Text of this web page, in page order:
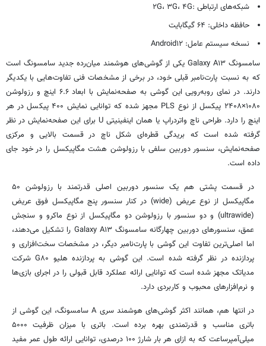
شبکه‌های ارتباطی :۲G، ۳G، ۴G
حافظه داخلی: ۶۴ گیگابایت
نسخه سیستم عامل: Android۱۲
سامسونگ Galaxy A۱۳ یکی از گوشی‌های هوشمند میان‌رده جدید سامسونگ است
که به نسبت پارت‌نامبر قبلی خود، در برخی از مشخصات فنی تفاوت‌هایی با یکدیگر
دارند. در نمای
روبه‌رویی این گوشی به صفحه‌نمایش با ابعاد ۶.۶ اینچ و رزولوشن
۱۰۸۰×۲۴۰۸ پیکسل از نوع PLS مجهز شده که توانایی نمایش ۴۰۰ پیکسل در هر
اینچ را دارد. طراحی ناچ واتردراپ یا همان اینفینیتی
U برای این صفحه‌نمایش در نظر
گرفته شده است که بریدگی قطره‌ای شکل ناچ در قسمت بالایی و مرکزی
صفحه‌نمایش، سنسور دوربین سلفی با رزولوشن هشت مگاپیکسل را در خود جای
داده است.
در قسمت پشتی هم یک سنسور دوربین اصلی قدرتمند با رزولوشن ۵۰
مگاپیکسل از نوع عریض (wide) در کنار سنسور پنج مگاپیکسل فوق عریض
(ultrawide) و دو سنسور با رزولوشن دو مگاپیکسل از نوع ماکرو و سنجش
عمق، سنسورهای دوربین چهارگانه سامسونگ Galaxy A۱۳ را تشکیل می‌دهند،
اما اصلی‌ترین تفاوت این گوشی باپارت‌نامبر دیگر، در مشخصات سخت‌افزاری و
پردازنده در نظر گرفته شده است. این گوشی به پردازنده هلیو
مدیاتک مجهز شده است که توانایی ارائه عملکرد قابل قبولی را در اجرای بازی‌ها
و نرم‌افزارهای محبوب و کاربردی دارد.
در انتها هم، همانند اکثر گوشی‌های هوشمند سری A سامسونگ، این گوشی از
باتری مناسب و قدرتمندی بهره برده است. باتری با میزان ظرفیت۵۰۰۰
میلی‌آمپرساعت که به ازای هر بار شارژ ۱۰۰ درصدی، توانایی ارائه طول عمر مفید